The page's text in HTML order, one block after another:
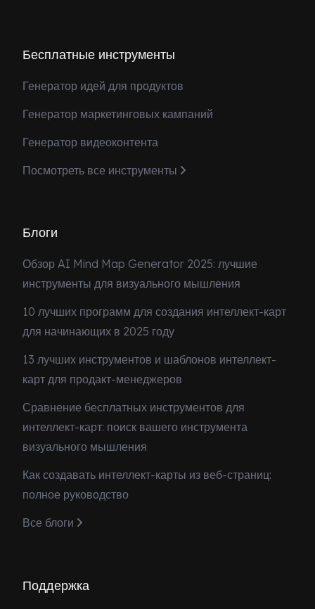
Бесплатные инструменты
Генератор идей для продуктов
Генератор маркетинговых кампаний
Генератор видеоконтента
Посмотреть все инструменты
Блоги
Обзор AI Mind Map Generator 2025: лучшие
инструменты для визуального мышления
10 лучших программ для создания интеллект-карт
для начинающих в 2025 году
13 лучших инструментов и шаблонов интеллект-
карт для продакт-менеджеров
Сравнение бесплатных инструментов для
интеллект-карт: поиск вашего инструмента
визуального мышления
Как создавать интеллект-карты из веб-страниц:
полное руководство
Все блоги
Поддержка